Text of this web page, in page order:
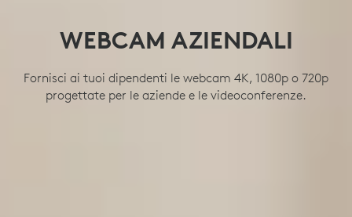
WEBCAM AZIENDALI
Fornisci ai tuoi dipendenti le webcam 4K, 1080p o 720p
progettate per le aziende e le videoconferenze.